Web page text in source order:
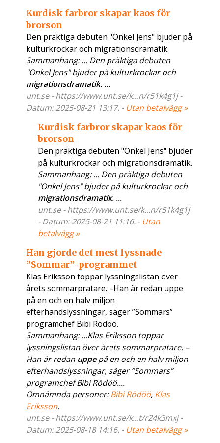
Kurdisk farbror skapar kaos för
brorson
Den präktiga debuten "Onkel Jens" bjuder på
kulturkrockar och migrationsdramatik.
Sammanhang: ... Den präktiga debuten
"Onkel Jens" bjuder på kulturkrockar och
migrationsdramatik. ...
unt.se - https://www.unt.se/k...n/r51k4g1j -
Datum: 2025-08-21 13:17. - Utan betalvägg »
Kurdisk farbror skapar kaos för
brorson
Den präktiga debuten "Onkel Jens" bjuder
på kulturkrockar och migrationsdramatik.
Sammanhang: ... Den präktiga debuten
"Onkel Jens" bjuder på kulturkrockar och
migrationsdramatik. ...
unt.se - https://www.unt.se/k...n/r51k4g1j
- Datum: 2025-08-21 11:16. - Utan
betalvägg »
Han gjorde det mest lyssnade
”Sommar”-programmet
Klas Eriksson toppar lyssningslistan över
årets sommarpratare. –Han är redan uppe
på en och en halv miljon
efterhandslyssningar, säger ”Sommars”
programchef Bibi Rödöö.
Sammanhang: ...Klas Eriksson toppar
lyssningslistan över årets sommarpratare. –
Han är redan uppepå en och en halv miljon
efterhandslyssningar, säger ”Sommars”
programchef Bibi Rödöö....
Omnämnda personer:Bibi Rödöö, Klas
Eriksson.
unt.se - https://www.unt.se/k...t/r24k3mxj -
Datum: 2025-08-18 14:16. - Utan betalvägg »